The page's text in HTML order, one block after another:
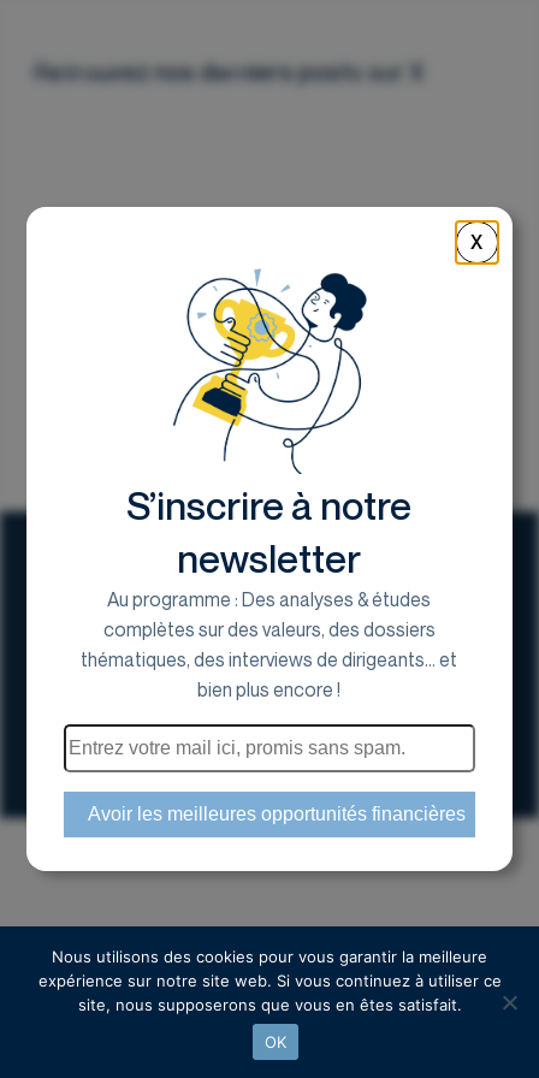
17 Avenue George V, 75008 Paris
Espace actionnaire
Copyright © 2024 Euroland Corporate
Retrouvez nos derniers posts sur X
X
S’inscrire à notre
newsletter
Au programme : Des analyses & études
complètes sur des valeurs, des dossiers
thématiques, des interviews de dirigeants... et
bien plus encore !
Nous utilisons des cookies pour vous garantir la meilleure
expérience sur notre site web. Si vous continuez à utiliser ce
site, nous supposerons que vous en êtes satisfait.
OK